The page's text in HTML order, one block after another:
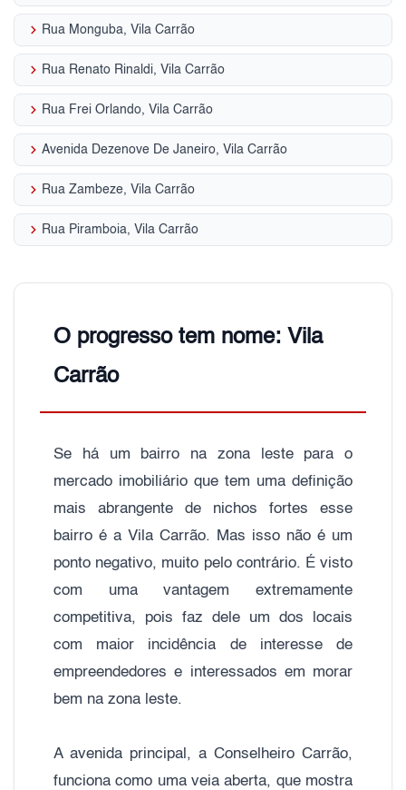
keyboard_arrow_right Rua Monguba, Vila Carrão
keyboard_arrow_right Rua Renato Rinaldi, Vila Carrão
keyboard_arrow_right Rua Frei Orlando, Vila Carrão
keyboard_arrow_right Avenida Dezenove De Janeiro, Vila Carrão
keyboard_arrow_right Rua Zambeze, Vila Carrão
keyboard_arrow_right Rua Piramboia, Vila Carrão
O progresso tem nome: Vila
Carrão
Se há um bairro na zona leste para o
mercado imobiliário que tem uma definição
mais abrangente de nichos fortes esse
bairro é a Vila Carrão. Mas isso não é um
ponto negativo, muito pelo contrário. É visto
com uma vantagem extremamente
competitiva, pois faz dele um dos locais
com maior incidência de interesse de
empreendedores e interessados em morar
bem na zona leste.
A avenida principal, a Conselheiro Carrão,
funciona como uma veia aberta, que mostra